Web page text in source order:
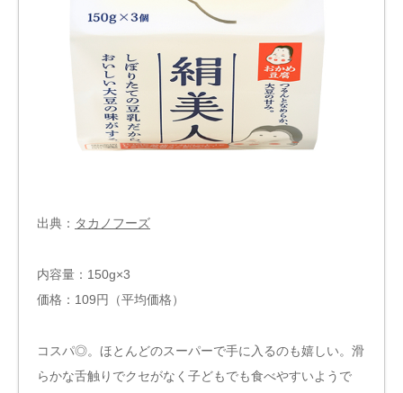
出典： タカノフーズ
内容量：150g×3
価格：109円（平均価格）
コスパ◎。ほとんどのスーパーで手に入るのも嬉しい。滑
らかな舌触りでクセがなく子どもでも食べやすいようで